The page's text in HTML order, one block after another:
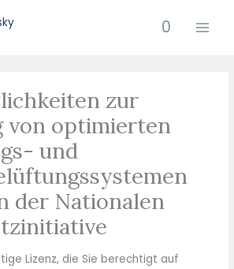
0
zur
von optimierten
und
der Nationalen
Lizenz, die Sie berechtigt auf